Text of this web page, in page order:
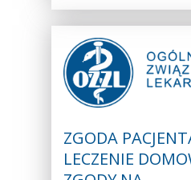
ZGODA
LECZENIE